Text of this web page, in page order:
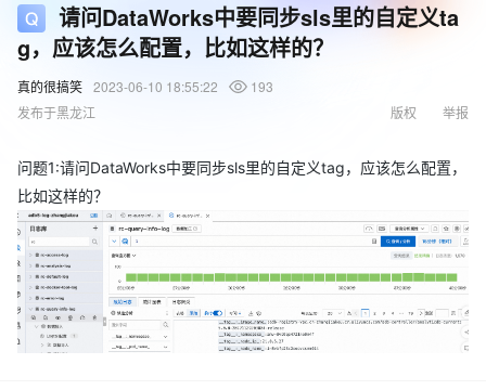
请问DataWorks中要同步sls里的自定义ta
g，应该怎么配置，比如这样的？
真的很搞笑 2023-06-10 18:55:22
193
发布于黑龙江
举报
版权
问题1:请问DataWorks中要同步sls里的自定义tag，应该怎么配置，
比如这样的？